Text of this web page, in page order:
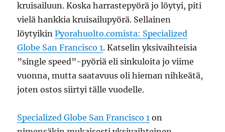
kruisailuun. Koska harrastepyörä jo löytyi, piti
vielä hankkia kruisailupyörä. Sellainen
löytyikinPyorahuolto.comista: Specialized
Globe San Francisco 1. Katselin yksivaihteisia
”single speed”-pyöriä eli sinkuloita jo viime
vuonna, mutta saatavuus oli hieman nihkeätä,
joten ostos siirtyi tälle vuodelle.
Specialized Globe San Francisco 1 on